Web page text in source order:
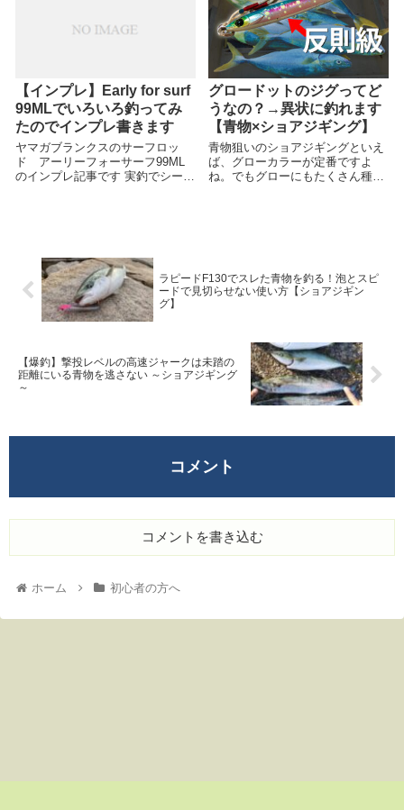
【インプレ】Early for surf
99MLでいろいろ釣ってみ
たのでインプレ書きます
ヤマガブランクスのサーフロッ
ド アーリーフォーサーフ99ML
のインプレ記事です 実釣でシーバ
グロードットのジグってど
うなの？→異状に釣れます
【青物×ショアジギング】
青物狙いのショアジギングといえ
ば、グローカラーが定番ですよ
ね。でもグローにもたくさん種類
ラピードF130でスレた青物を釣る！泡とスピ
ードで見切らせない使い方【ショアジギン
グ】
【爆釣】撃投レベルの高速ジャークは未踏の
距離にいる青物を逃さない ～ショアジギング
～
コメント
コメントを書き込む
ホーム 初心者の方へ